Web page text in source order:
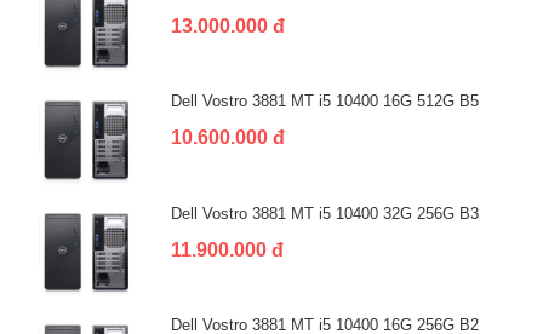
13.000.000 đ
Dell Vostro 3881 MT i5 10400 16G 512G B5
10.600.000 đ
Dell Vostro 3881 MT i5 10400 32G 256G B3
11.900.000 đ
Dell Vostro 3881 MT i5 10400 16G 256G B2